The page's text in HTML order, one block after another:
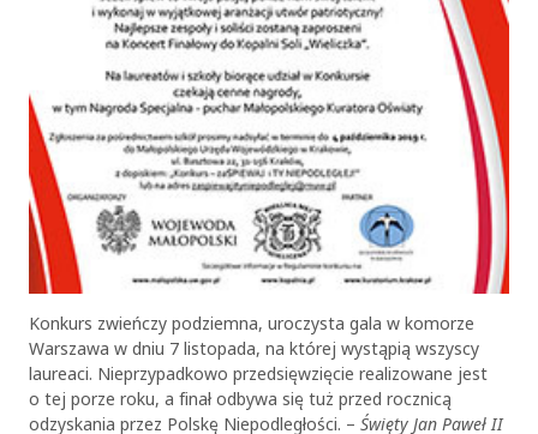
Konkurs zwieńczy podziemna, uroczysta gala w komorze
Warszawa w dniu 7 listopada, na której wystąpią wszyscy
laureaci. Nieprzypadkowo przedsięwzięcie realizowane jest
o tej porze roku, a finał odbywa się tuż przed rocznicą
odzyskania przez Polskę Niepodległości. – Święty Jan Paweł II